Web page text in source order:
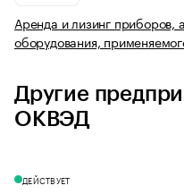
Аренда и лизинг приборов,
оборудования,
Другие
ОКВЭД
ДЕЙСТВУЕТ